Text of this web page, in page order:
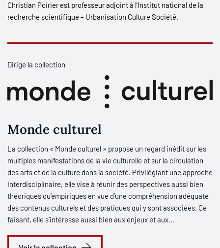
Christian Poirier est professeur adjoint à l’Institut national de la
recherche scientifique – Urbanisation Culture Société.
Dirige la collection
Monde culturel
La collection « Monde culturel » propose un regard inédit sur les
multiples manifestations de la vie culturelle et sur la circulation
des arts et de la culture dans la société. Privilégiant une approche
interdisciplinaire, elle vise à réunir des perspectives aussi bien
théoriques qu’empiriques en vue d’une compréhension adéquate
des contenus culturels et des pratiques qui y sont associées. Ce
faisant, elle s’intéresse aussi bien aux enjeux et aux
qu’aux acteurs individuels et collectifs qui le constituent :